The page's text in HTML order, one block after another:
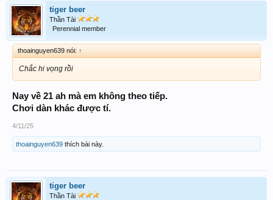
tiger beer
Thần Tài
Perennial member
thoainguyen639 nói: ↑
Chắc hi vọng rồi
Nay về 21 ah mà em không theo tiếp.
Chơi dàn khác được tí.
4/11/25
thoainguyen639 thích bài này.
tiger beer
Thần Tài